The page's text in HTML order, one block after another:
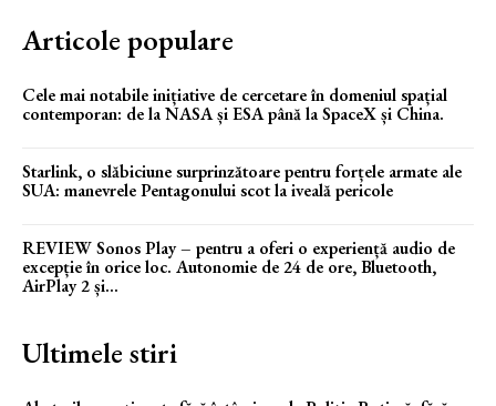
Articole populare
Cele mai notabile inițiative de cercetare în domeniul spațial
contemporan: de la NASA și ESA până la SpaceX și China.
Starlink, o slăbiciune surprinzătoare pentru forțele armate ale
SUA: manevrele Pentagonului scot la iveală pericole
REVIEW Sonos Play – pentru a oferi o experiență audio de
excepție în orice loc. Autonomie de 24 de ore, Bluetooth,
AirPlay 2 și...
Ultimele stiri